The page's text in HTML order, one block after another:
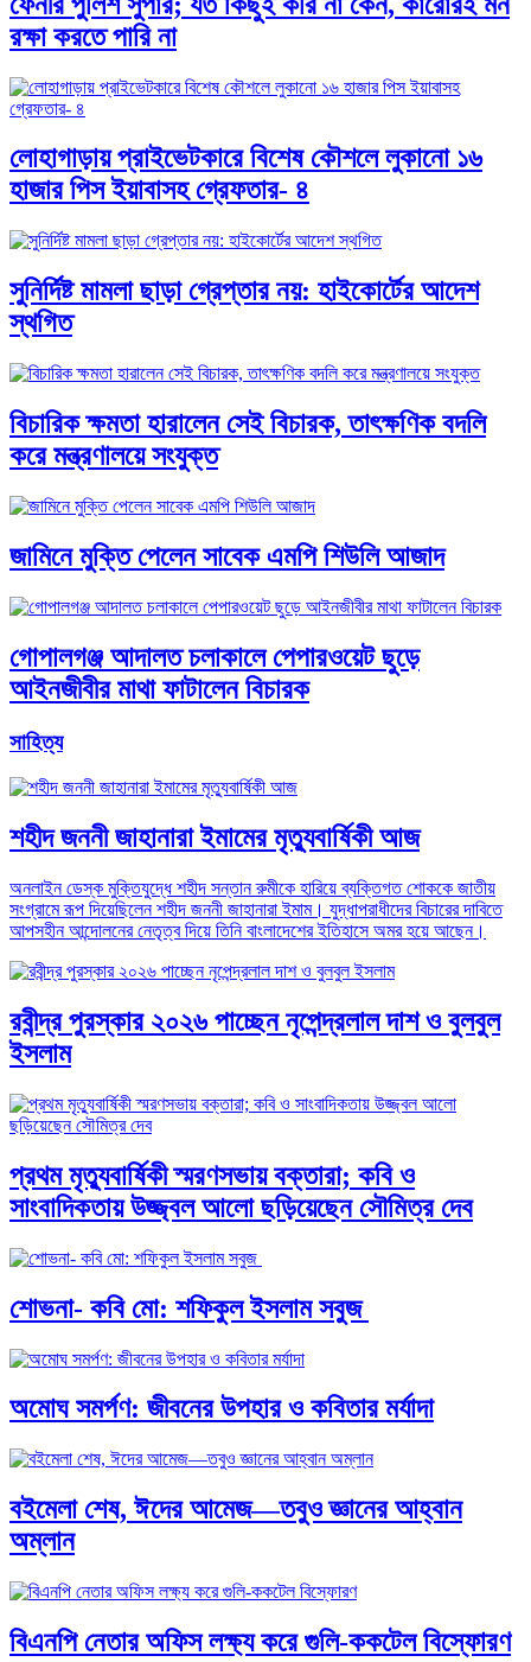
রক্ষা করতে পারি না
লোহাগাড়ায় প্রাইভেটকারে বিশেষ কৌশলে লুকানো ১৬
হাজার পিস ইয়াবাসহ গ্রেফতার- ৪
সুনির্দিষ্ট মামলা ছাড়া গ্রেপ্তার নয়: হাইকোর্টের আদেশ
স্থগিত
বিচারিক ক্ষমতা হারালেন সেই বিচারক, তাৎক্ষণিক বদলি
করে মন্ত্রণালয়ে সংযুক্ত
জামিনে মুক্তি পেলেন সাবেক এমপি শিউলি আজাদ
গোপালগঞ্জ আদালত চলাকালে পেপারওয়েট ছুড়ে
আইনজীবীর মাথা ফাটালেন বিচারক
সাহিত্য
শহীদ জননী জাহানারা ইমামের মৃত্যুবার্ষিকী আজ
অনলাইন ডেস্ক মুক্তিযুদ্ধে শহীদ সন্তান রুমীকে হারিয়ে ব্যক্তিগত শোককে জাতীয়
সংগ্রামে রূপ দিয়েছিলেন শহীদ জননী জাহানারা ইমাম। যুদ্ধাপরাধীদের বিচারের দাবিতে
আপসহীন আন্দোলনের নেতৃত্ব দিয়ে তিনি বাংলাদেশের ইতিহাসে অমর হয়ে আছেন।
রবীন্দ্র পুরস্কার ২০২৬ পাচ্ছেন নৃপেন্দ্রলাল দাশ ও বুলবুল
ইসলাম
প্রথম মৃত্যুবার্ষিকী স্মরণসভায় বক্তারা; কবি ও
সাংবাদিকতায় উজ্জ্বল আলো ছড়িয়েছেন সৌমিত্র দেব
শোভনা- কবি মো: শফিকুল ইসলাম সবুজ
অমোঘ সমর্পণ: জীবনের উপহার ও কবিতার মর্যাদা
বইমেলা শেষ, ঈদের আমেজ—তবুও জ্ঞানের আহ্বান
অম্লান
বিএনপি নেতার অফিস লক্ষ্য করে গুলি-ককটেল বিস্ফোরণ